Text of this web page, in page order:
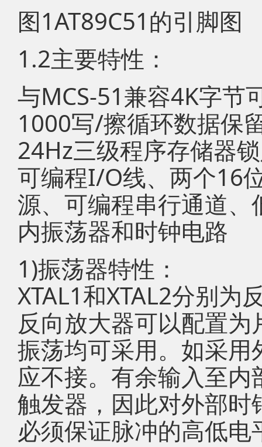
图1AT89C51的引脚图
1.2主要特性：
与MCS-51兼容4K字节
1000写/擦循环数据保
24Hz三级程序存储器
可编程I/O线、两个16
源、可编程串行通道
内振荡器和时钟电路
1)振荡器特性：
XTAL1和XTAL2分别为
反向放大器可以配置
振荡均可采用。如采用
应不接。有余输入至
触发器，因此对外部
必须保证脉冲的高低